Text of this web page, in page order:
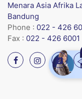
Menara Asia Afrika
Bandung
Phone : 022 - 426
Fax : 022 - 426 6001